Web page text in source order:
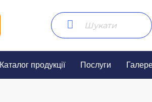
Каталог продукції Послуги